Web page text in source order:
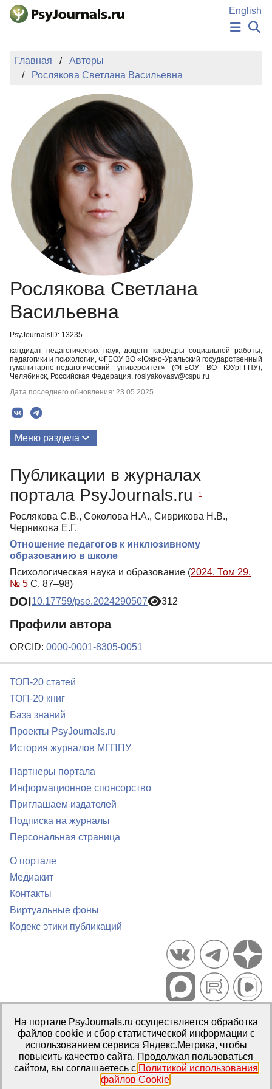
Перейти к основному содержанию
English
ИЗДАНИЯ
ПОДАТЬ РУКОПИСЬ
БАЗА ЗНАНИЙ
КЛЮЧЕВЫЕ СЛОВА
Регистрация
Главная
Авторы
Рослякова Светлана Васильевна
Рослякова Светлана
Васильевна
PsyJournalsID: 13235
кандидат педагогических наук, доцент кафедры социальной работы,
педагогики и психологии, ФГБОУ ВО «Южно-Уральский государственный
гуманитарно-педагогический университет» (ФГБОУ ВО ЮУрГГПУ),
Челябинск, Российская Федерация, roslyakovasv@cspu.ru
Дата последнего обновления: 23.05.2025
Меню раздела
Публикации в журналах
портала PsyJournals.ru
1
Рослякова С.В., Соколова Н.А., Сиврикова Н.В.,
Черникова Е.Г.
Отношение педагогов к инклюзивному
образованию в школе
Психологическая наука и образование (2024. Том 29.
№ 5 С. 87–98)
DOI10.17759/pse.2024290507 312
Профили автора
ORCID: 0000-0001-8305-0051
ТОП-20 статей
ТОП-20 книг
База знаний
Проекты PsyJournals.ru
История журналов МГППУ
Партнеры портала
Информационное спонсорство
Приглашаем издателей
Подписка на журналы
Персональная страница
О портале
Медиакит
Контакты
Виртуальные фоны
Кодекс этики публикаций
Портал психологических изданий PsyJournals.ru, 2007–2026
Правила использования материалов
Свидетельство регистрации СМИЭл № ФС77-66447 от 14 июля
2016 г.
Издатель: ФГБОУ ВО МГППУ
На портале PsyJournals.ru осуществляется обработка
файлов cookie и сбор статистической информации с
использованием сервиса Яндекс.Метрика, чтобы
повысить качество сайта. Продолжая пользоваться
сайтом, вы соглашаетесь с Политикой использования
файлов Cookie.